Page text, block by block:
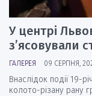
У центрі
з’ясовували
ГАЛЕРЕЯ 09 СЕРПНЯ,
Внаслідок події 19-
колото-різану рану